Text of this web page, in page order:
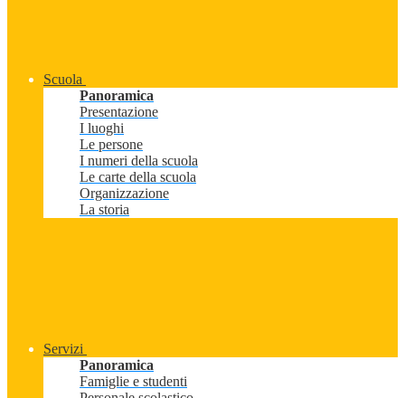
Scuola
Panoramica
Presentazione
I luoghi
Le persone
I numeri della scuola
Le carte della scuola
Organizzazione
La storia
Servizi
Panoramica
Famiglie e studenti